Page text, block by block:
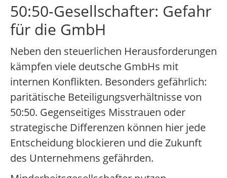
50:50-Gesellschafter: Gefahr
für die GmbH
Neben den steuerlichen Herausforderungen
kämpfen viele deutsche GmbHs mit
internen Konflikten. Besonders gefährlich:
paritätische Beteiligungsverhältnisse von
50:50. Gegenseitiges Misstrauen oder
strategische Differenzen können hier jede
Entscheidung blockieren und die Zukunft
des Unternehmens gefährden.